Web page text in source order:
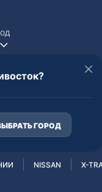
ГОРОД
NISSAN X-